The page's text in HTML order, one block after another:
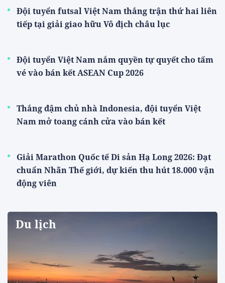
Đội tuyển futsal Việt Nam thắng trận thứ hai liên
tiếp tại giải giao hữu Vô địch châu lục
Đội tuyển Việt Nam nắm quyền tự quyết cho tấm
vé vào bán kết ASEAN Cup 2026
Thắng đậm chủ nhà Indonesia, đội tuyển Việt
Nam mở toang cánh cửa vào bán kết
Giải Marathon Quốc tế Di sản Hạ Long 2026: Đạt
chuẩn Nhãn Thế giới, dự kiến thu hút 18.000 vận
động viên
Du lịch